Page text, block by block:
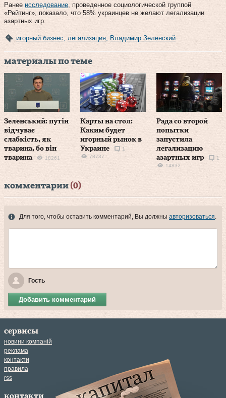
Ранее исследование , проведенное социологической группой
«Рейтинг», показало, что 58% украинцев не желают легализации
азартных игр.
игорный бизнес легализация Владимир Зеленский
материалы по теме
Зеленський: путін
відчуває
слабкість, як
тварина, бо він
тварина
18261
Карты на стол:
Каким будет
игорный рынок в
Украине
1
78737
Рада со второй
попытки
запустила
легализацию
азартных игр
1
14832
комментарии (0)
Для того, чтобы оставить комментарий, Вы должны авторизоваться.
Гость
Добавить комментарий
сервисы
новини компаній
реклама
контакти
правила
rss
контакти